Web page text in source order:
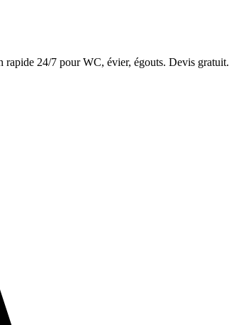
24/7 pour WC, évier, égouts. Devis gratuit.